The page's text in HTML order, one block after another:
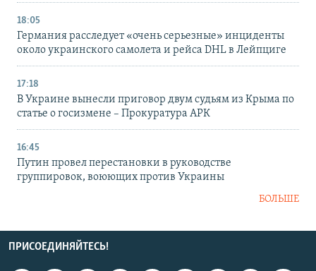
18:05
Германия расследует «очень серьезные» инциденты
около украинского самолета и рейса DHL в Лейпциге
17:18
В Украине вынесли приговор двум судьям из Крыма по
статье о госизмене – Прокуратура АРК
16:45
Путин провел перестановки в руководстве
группировок, воюющих против Украины
БОЛЬШЕ
ПРИСОЕДИНЯЙТЕСЬ!